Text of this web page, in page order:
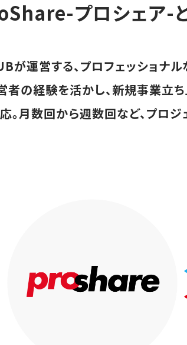
プロシェア-
が運営する、プロフェッショナ
者の経験を活かし、新規事業立
月数回から週数回など、プロジ